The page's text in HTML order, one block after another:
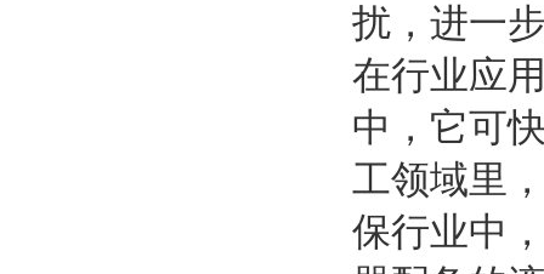
扰，进一
在行业应
中，它可
工领域里
保行业中